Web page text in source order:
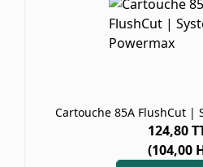
Cartouche 85A FlushCut |
124,80
(104,00